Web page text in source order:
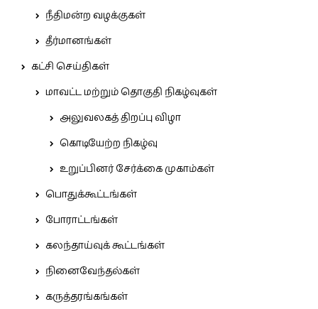
நீதிமன்ற வழக்குகள்
தீர்மானங்கள்
கட்சி செய்திகள்
மாவட்ட மற்றும் தொகுதி நிகழ்வுகள்
அலுவலகத் திறப்பு விழா
கொடியேற்ற நிகழ்வு
உறுப்பினர் சேர்க்கை முகாம்கள்
பொதுக்கூட்டங்கள்
போராட்டங்கள்
கலந்தாய்வுக் கூட்டங்கள்
நினைவேந்தல்கள்
கருத்தரங்கங்கள்